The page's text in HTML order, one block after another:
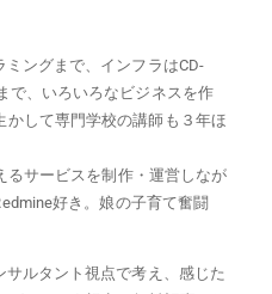
ングまで、インフラはCD-
で、いろいろなビジネスを作
かして専門学校の講師も３年ほ
るサービスを制作・運営しなが
好き。娘の子育て奮闘
ルタント視点で考え、感じた